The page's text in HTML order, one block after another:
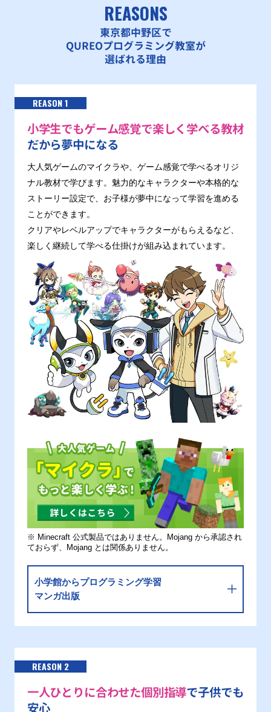
REASONS
東京都中野区で
QUREOプログラミング教室が
選ばれる理由
REASON 1
小学生でもゲーム感覚で楽しく学べる教材
だから夢中になる
大人気ゲームのマイクラや、ゲーム感覚で学べるオリジ
ナル教材で学びます。魅力的なキャラクターや本格的な
ストーリー設定で、お子様が夢中になって学習を進める
ことができます。
クリアやレベルアップでキャラクターがもらえるなど、
楽しく継続して学べる仕掛けが組み込まれています。
※ Minecraft 公式製品ではありません。Mojang から承認され
ておらず、Mojang とは関係ありません。
小学館からプログラミング学習
マンガ出版
REASON 2
一人ひとりに合わせた個別指導で子供でも
安心